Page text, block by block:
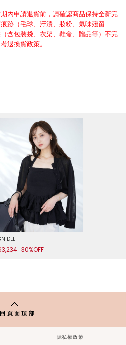
內申請退貨前，請確認商品保持全新完
跡（毛球、汙漬、妝粉、氣味殘留
含包裝袋、衣架、鞋盒、贈品等）不完
退換貨政策。
30%OFF
頁面頂部
隱私權政策